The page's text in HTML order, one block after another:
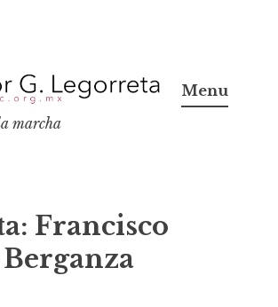
marcha
Menu
Francisco